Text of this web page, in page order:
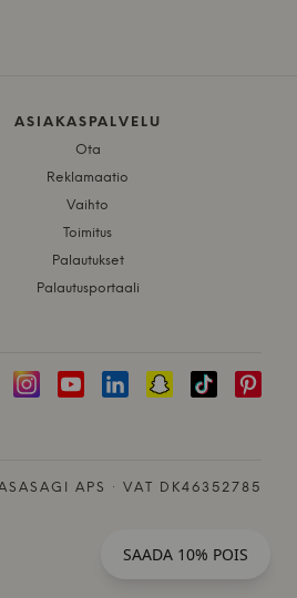
ASIAKASPALVELU
Ota
Reklamaatio
Vaihto
Toimitus
Palautukset
Palautusportaali
APS · VAT DK46352785
SAADA 10% POIS